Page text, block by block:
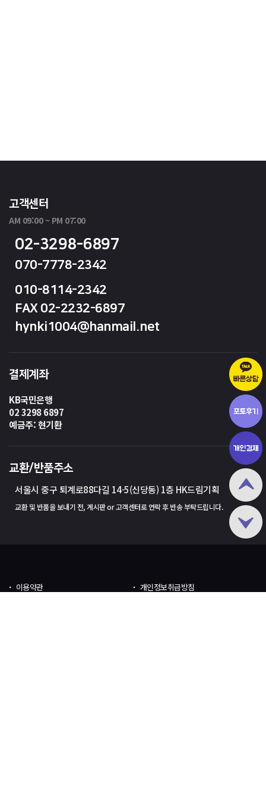
고객센터
AM 09:00 ~ PM 07:00
02-3298-6897
070-7778-2342
010-8114-2342
FAX 02-2232-6897
hynki1004@hanmail.net
결제계좌
KB국민은행
02 3298 6897
예금주: 현기환
교환/반품주소
서울시 중구 퇴계로88다길 14-5(신당동) 1층 HK드림기획
교환 및 반품을 보내기 전, 게시판 or 고객센터로 연락 후 반송 부탁드립니다.
이용약관
개인정보취급방침